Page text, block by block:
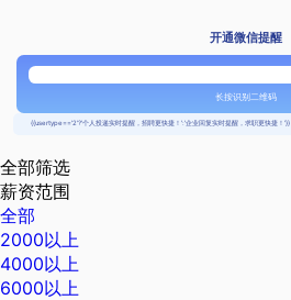
开通微信提醒
长按识别二维码
{{usertype=='2'?'个人投递实时提醒，招聘更快捷！':'企业回复实时提醒，求职更快捷！'}}
全部筛选
薪资范围
全部
2000以上
4000以上
6000以上